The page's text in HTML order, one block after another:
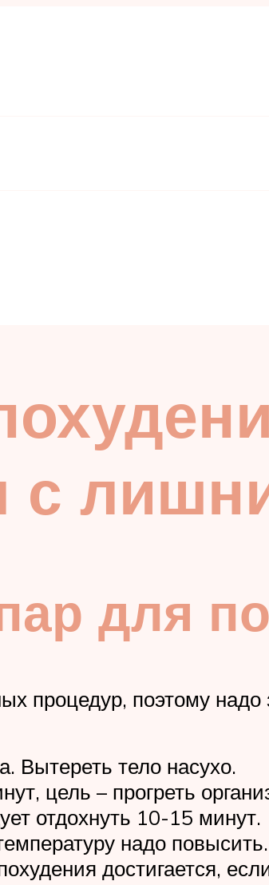
с
для
процедур, поэтому надо
Вытереть тело насухо.
цель – прогреть
отдохнуть 10-15 минут.
надо
достигается,